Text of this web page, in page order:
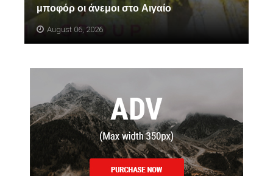
μποφόρ οι άνεμοι στο Αιγαίο
August 06, 2026